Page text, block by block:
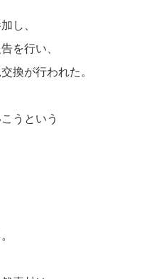
し、
を行い、
換が行われた。
うという